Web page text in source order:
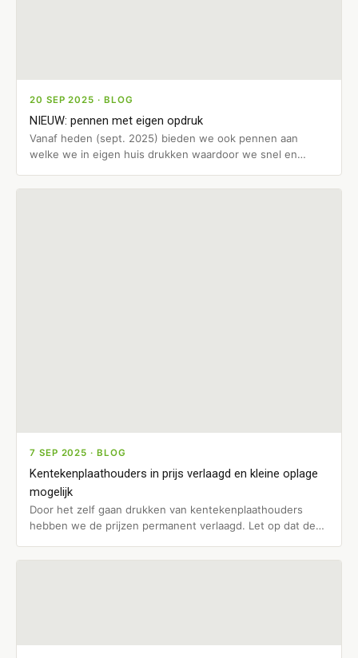
20 SEP 2025 · BLOG
NIEUW: pennen met eigen opdruk
Vanaf heden (sept. 2025) bieden we ook pennen aan
welke we in eigen huis drukken waardoor we snel en
7 SEP 2025 · BLOG
Kentekenplaathouders in prijs verlaagd en kleine oplage
mogelijk
Door het zelf gaan drukken van kentekenplaathouders
hebben we de prijzen permanent verlaagd. Let op dat de